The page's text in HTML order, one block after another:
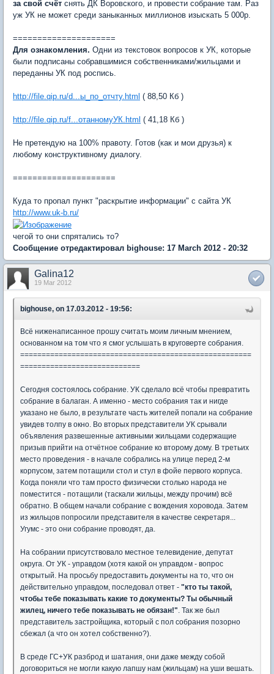
за свой счёт снять ДК Воровского, и провести собрание там. Раз
уж УК не может среди заныканных миллионов изыскать 5 000р.
=====================
Для ознакомления. Одни из текстовок вопросов к УК, которые
были подписаны собравшимися собственниками/жильцами и
переданны УК под роспись.
http://file.qip.ru/d...ы_по_отчту.html ( 88,50 Кб )
http://file.qip.ru/f...отанномуУК.html ( 41,18 Кб )
Не претендую на 100% правоту. Готов (как и мои друзья) к
любому конструктивному диалогу.
=====================
Куда то пропал пункт "раскрытие информации" с сайта УК
http://www.uk-b.ru/
чегой то они спрятались то?
Сообщение отредактировал bighouse: 17 March 2012 - 20:32
Galina12
19 Mar 2012
bighouse, on 17.03.2012 - 19:56:
Всё ниженаписанное прошу считать моим личным мнением,
основанном на том что я смог услышать в круговерте собрания.
======================================================
============================
Сегодня состоялось собрание. УК сделало всё чтобы превратить
собрание в балаган. А именно - место собрания так и нигде
указано не было, в результате часть жителей попали на собрание
увидев толпу в окно. Во вторых представители УК срывали
объявления развешенные активными жильцами содержащие
призыв прийти на отчётное собрание ко второму дому. В третьих
место проведения - в начале собрались на улице перед 2-м
корпусом, затем потащили стол и стул в фойе первого корпуса.
Когда поняли что там просто физически столько народа не
поместится - потащили (таскали жильцы, между прочим) всё
обратно. В общем начали собрание с вождения хоровода. Затем
из жильцов попросили представителя в качестве секретаря...
Угумс - это они собрание проводят, да.
На собрании присутствовало местное телевидение, депутат
округа. От УК - управдом (хотя какой он управдом - вопрос
открытый. На просьбу предоставить документы на то, что он
действительно управдом, последовал ответ - "кто ты такой,
чтобы тебе показывать какие то документы? Ты обычный
жилец, ничего тебе показывать не обязан!". Так же был
представитель застройщика, который с пол собрания позорно
сбежал (а что он хотел собственно?).
В среде ГС+УК разброд и шатания, они даже между собой
договориться не могли какую лапшу нам (жильцам) на уши вешать.